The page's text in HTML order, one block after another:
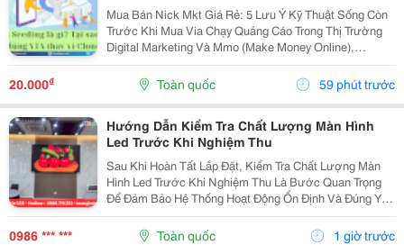
Mua Bán Nick Mkt Giá Rẻ: 5 Lưu Ý Kỹ Thuật Sống Còn
Trước Khi Mua Via Chạy Quảng Cáo Trong Thị Trường
Digital Marketing Và Mmo (Make Money Online),
Facebook Ads Vẫn Luôn Là Kênh Mang Lại Lượng
Khách Hàng Tiềm Năng Và Dòng Doanh Thu Đột Phá.
Để Vận...
20.000₫ Toàn quốc 59 phút trước
Hướng Dẫn Kiểm Tra Chất Lượng Màn Hình
Led Trước Khi Nghiệm Thu
Sau Khi Hoàn Tất Lắp Đặt, Kiểm Tra Chất Lượng Màn
Hình Led Trước Khi Nghiệm Thu Là Bước Quan Trọng
Để Đảm Bảo Hệ Thống Hoạt Động Ổn Định Và Đúng Yêu
Cầu Kỹ Thuật. Một Số Hạng Mục Cần Kiểm Tra Gồm:
Chất Lượng Hiển Thị, Độ Sáng, Màu Sắc, Độ Đồng
0986 *** *** Toàn quốc 1 giờ trước